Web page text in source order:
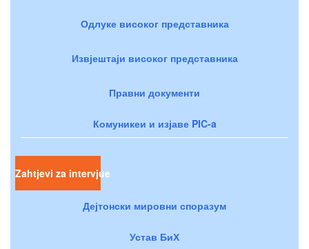
Одлуке високог представника
Извјештаји високог представника
Правни документи
Комуникеи и изјаве PIC-a
Zahtjevi za intervjue
Дејтонски мировни споразум
Устав БиХ